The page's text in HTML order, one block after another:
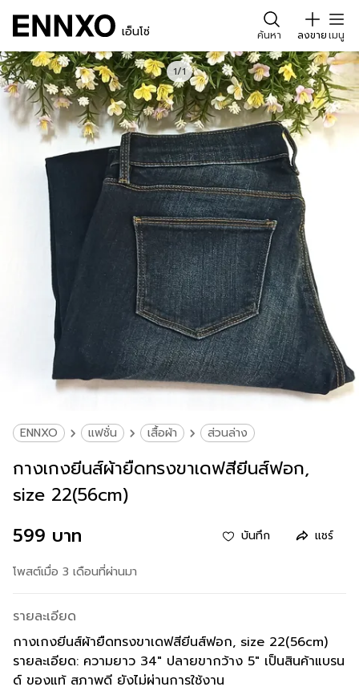
เอ็นโซ่ ค้นหา ลงขายเมนู
1/1
ENNXO แฟชั่น เสื้อผ้า ส่วนล่าง
กางเกงยีนส์ผ้ายืดทรงขาเดฟสียีนส์ฟอก,
size 22(56cm)
599 บาท
บันทึก แชร์
โพสต์เมื่อ 3 เดือนที่ผ่านมา
รายละเอียด
กางเกงยีนส์ผ้ายืดทรงขาเดฟสียีนส์ฟอก, size 22(56cm)
รายละเอียด: ความยาว 34" ปลายขากว้าง 5" เป็นสินค้าแบรน
ด์ ของแท้ สภาพดี ยังไม่ผ่านการใช้งาน